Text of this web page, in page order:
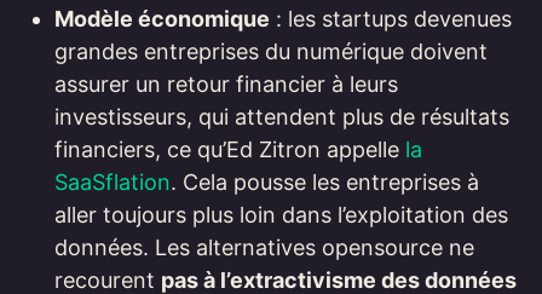
Modèle économique : les startups devenues
grandes entreprises du numérique doivent
assurer un retour financier à leurs
investisseurs, qui attendent plus de résultats
financiers, ce qu’Ed Zitron appelle la
SaaSflation. Cela pousse les entreprises à
aller toujours plus loin dans l’exploitation des
données. Les alternatives opensource ne
recourent pas à l’extractivisme des données